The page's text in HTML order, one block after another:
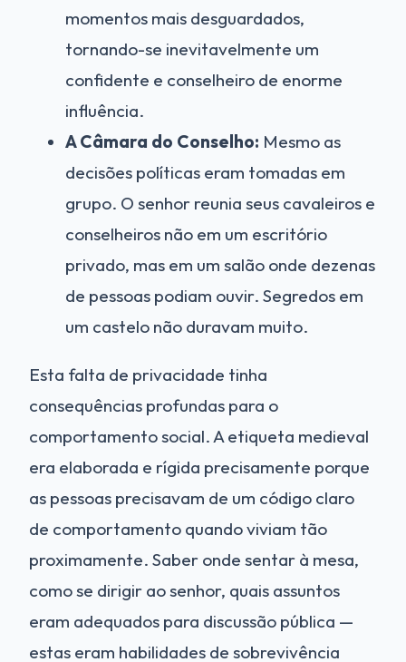
momentos mais desguardados,
tornando-se inevitavelmente um
confidente e conselheiro de enorme
influência.
A Câmara do Conselho: Mesmo as
decisões políticas eram tomadas em
grupo. O senhor reunia seus cavaleiros e
conselheiros não em um escritório
privado, mas em um salão onde dezenas
de pessoas podiam ouvir. Segredos em
um castelo não duravam muito.
Esta falta de privacidade tinha
consequências profundas para o
comportamento social. A etiqueta medieval
era elaborada e rígida precisamente porque
as pessoas precisavam de um código claro
de comportamento quando viviam tão
proximamente. Saber onde sentar à mesa,
como se dirigir ao senhor, quais assuntos
eram adequados para discussão pública —
estas eram habilidades de sobrevivência